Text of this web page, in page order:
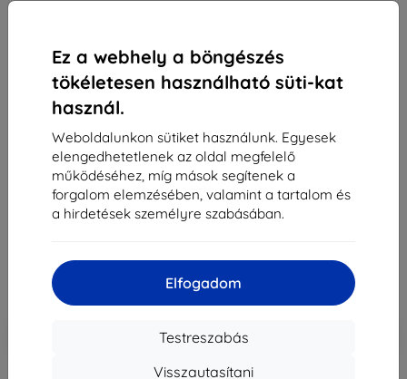
Ez a webhely a böngészés
tökéletesen használható süti-kat
használ.
Weboldalunkon sütiket használunk. Egyesek
elengedhetetlenek az oldal megfelelő
működéséhez, míg mások segítenek a
forgalom elemzésében, valamint a tartalom és
a hirdetések személyre szabásában.
Elfogadom
Testreszabás
Visszautasítani
Töltő Samsung EP-LN920WB bulk 2xUSB + micro
USB Fast Charging (EP-LN920BBEGWWx)
5 391 Ft
Ár ÁFA nelkül
Kedvezmény kuponnalEXTRA10